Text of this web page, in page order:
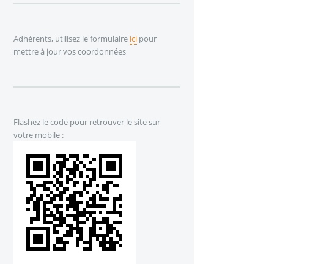
Adhérents, utilisez le formulaire ici pour
mettre à jour vos coordonnées
Flashez le code pour retrouver le site sur
votre mobile :